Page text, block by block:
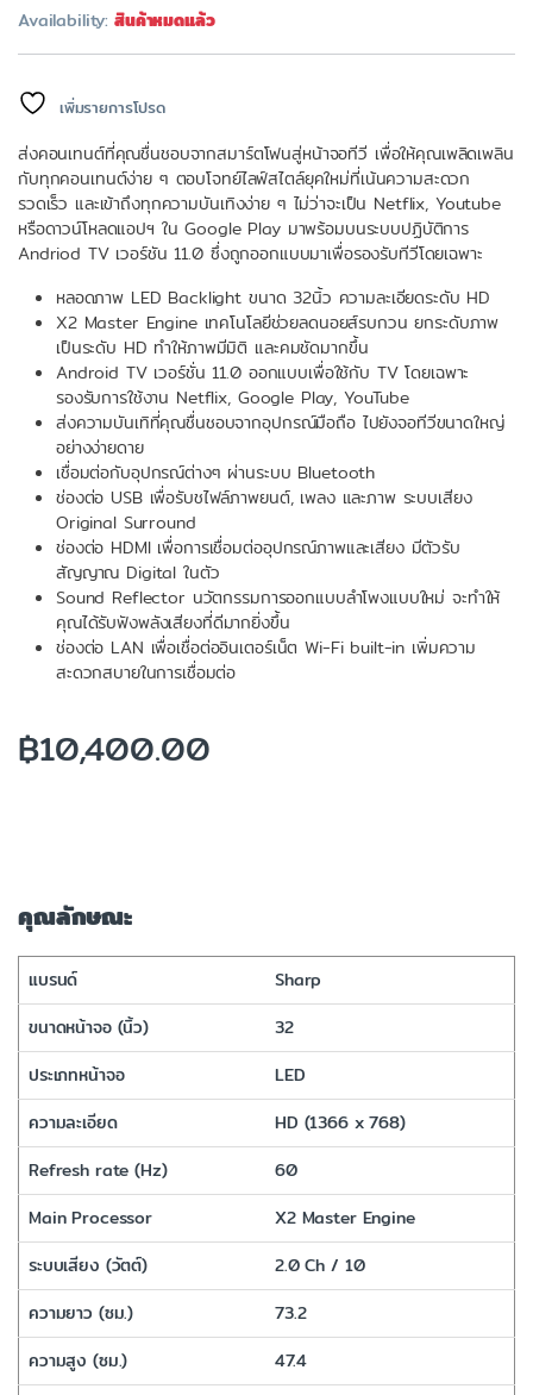
Availability:สินค้าหมดแล้ว
เพิ่มรายการโปรด
ส่งคอนเทนต์ที่คุณชื่นชอบจากสมาร์ตโฟนสู่หน้าจอทีวี เพื่อให้คุณเพลิดเพลิน
กับทุกคอนเทนต์ง่าย ๆ ตอบโจทย์ไลฟ์สไตล์ยุคใหม่ที่เน้นความสะดวก
รวดเร็ว และเข้าถึงทุกความบันเทิงง่าย ๆ ไม่ว่าจะเป็น Netflix, Youtube
หรือดาวน์โหลดแอปฯ ใน Google Play มาพร้อมบนระบบปฏิบัติการ
Andriod TV เวอร์ชัน 11.0 ซึ่งถูกออกแบบมาเพื่อรองรับทีวีโดยเฉพาะ
หลอดภาพ LED Backlight ขนาด 32นิ้ว ความละเอียดระดับ HD
X2 Master Engine เทคโนโลยีช่วยลดนอยส์รบกวน ยกระดับภาพ
เป็นระดับ HD ทำให้ภาพมีมิติ และคมชัดมากขึ้น
Android TV เวอร์ชั่น 11.0 ออกแบบเพื่อใช้กับ TV โดยเฉพาะ
รองรับการใช้งาน Netflix, Google Play, YouTube
ส่งความบันเทิที่คุณชื่นชอบจากอุปกรณ์มือถือ ไปยังจอทีวีขนาดใหญ่
อย่างง่ายดาย
เชื่อมต่อกับอุปกรณ์ต่างๆ ผ่านระบบ Bluetooth
ช่องต่อ USB เพื่อรับชไฟล์ภาพยนต์, เพลง และภาพ ระบบเสียง
Original Surround
ช่องต่อ HDMI เพื่อการเชื่อมต่ออุปกรณ์ภาพและเสียง มีตัวรับ
สัญญาณ Digital ในตัว
Sound Reflector นวัตกรรมการออกแบบลำโพงแบบใหม่ จะทำให้
คุณได้รับฟังพลังเสียงที่ดีมากยิ่งขึ้น
ช่องต่อ LAN เพื่อเชื่อต่ออินเตอร์เน็ต Wi-Fi built-in เพิ่มความ
สะดวกสบายในการเชื่อมต่อ
฿10,400.00
คุณลักษณะ
แบรนด์
Sharp
ขนาดหน้าจอ (นิ้ว)
32
ประเภทหน้าจอ
LED
ความละเอียด
HD (1366 x 768)
Refresh rate (Hz)
60
Main Processor
X2 Master Engine
ระบบเสียง (วัตต์)
2.0 Ch / 10
ความยาว (ซม.)
73.2
ความสูง (ซม.)
47.4